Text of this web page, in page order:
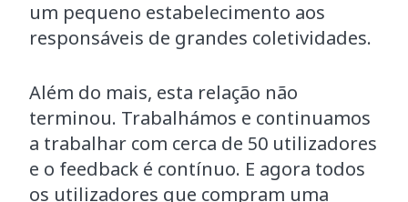
um pequeno estabelecimento aos
responsáveis de grandes coletividades.
Além do mais, esta relação não
terminou. Trabalhámos e continuamos
a trabalhar com cerca de 50 utilizadores
e o feedback é contínuo. E agora todos
os utilizadores que compram uma